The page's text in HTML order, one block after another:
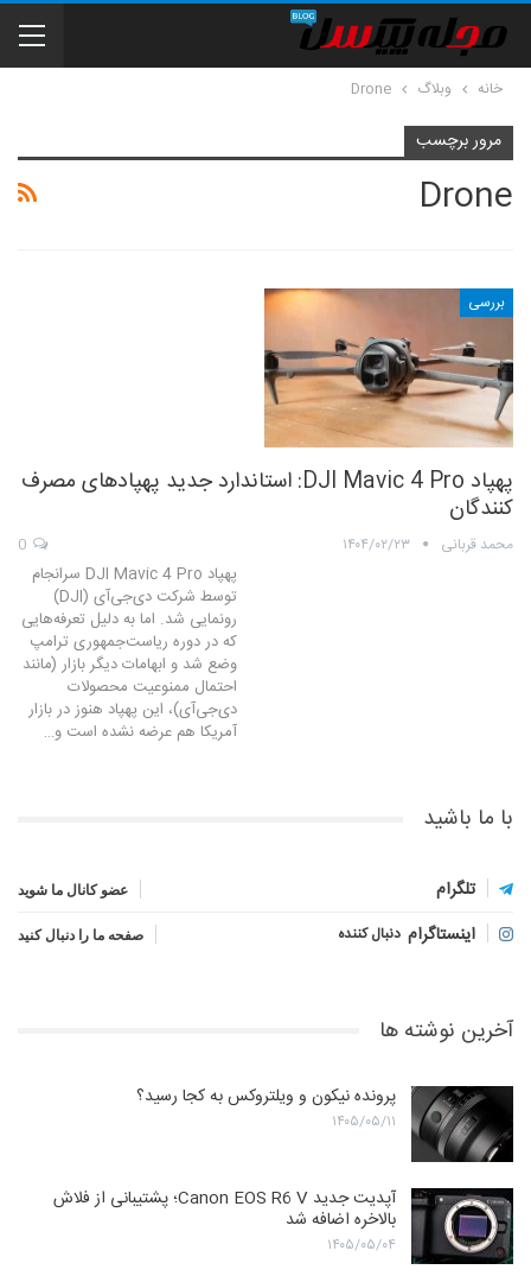
خانه وبلاگ Drone
مرور برچسب
Drone
بررسی
پهپاد DJI Mavic 4 Pro: استاندارد جدید پهپادهای مصرف
کنندگان
محمد قربانی ۱۴۰۴/۰۲/۲۳
پهپاد DJI Mavic 4 Pro سرانجام
توسط شرکت دی‌جی‌آی (DJI)
رونمایی شد. اما به دلیل تعرفه‌هایی
که در دوره ریاست‌جمهوری ترامپ
وضع شد و ابهامات دیگر بازار (مانند
احتمال ممنوعیت محصولات
دی‌جی‌آی)، این پهپاد هنوز در بازار
آمریکا هم عرضه نشده است و…
با ما باشید
تلگرام عضو کانال ما شوید
اینستاگرام دنبال کننده صفحه ما را دنبال کنید
آخرین نوشته ها
پرونده نیکون و ویلتروکس به کجا رسید؟
۱۴۰۵/۰۵/۱۱
آپدیت جدید Canon EOS R6 V؛ پشتیبانی از فلاش
بالاخره اضافه شد
۱۴۰۵/۰۵/۰۴